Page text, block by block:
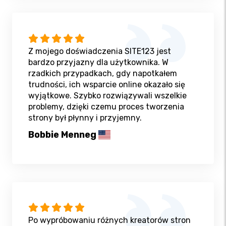
Z mojego doświadczenia SITE123 jest
bardzo przyjazny dla użytkownika. W
rzadkich przypadkach, gdy napotkałem
trudności, ich wsparcie online okazało się
wyjątkowe. Szybko rozwiązywali wszelkie
problemy, dzięki czemu proces tworzenia
strony był płynny i przyjemny.
Bobbie Menneg
Po wypróbowaniu różnych kreatorów stron